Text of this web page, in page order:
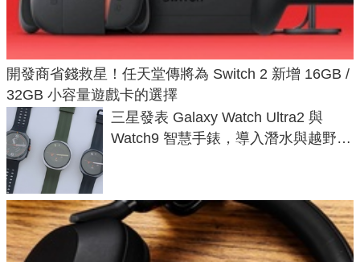
開發商省錢救星！任天堂傳將為 Switch 2 新增 16GB /
32GB 小容量遊戲卡的選擇
三星發表 Galaxy Watch Ultra2 與
Watch9 智慧手錶，導入潛水與越野跑